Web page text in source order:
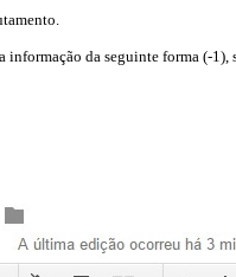
informação da seguinte forma (-